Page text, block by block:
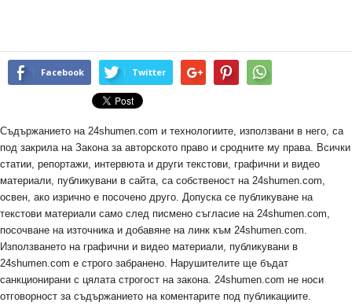
Facebook Twitter
Съдържанието на 24shumen.com и технологиите, използвани в него, са
под закрила на Закона за авторското право и сродните му права. Всички
статии, репортажи, интервюта и други текстови, графични и видео
материали, публикувани в сайта, са собственост на 24shumen.com,
освен, ако изрично е посочено друго. Допуска се публикуване на
текстови материали само след писмено съгласие на 24shumen.com,
посочване на източника и добавяне на линк към 24shumen.com.
Използването на графични и видео материали, публикувани в
24shumen.com е строго забранено. Нарушителите ще бъдат
санкционирани с цялата строгост на закона. 24shumen.com не носи
отговорност за съдържанието на коментарите под публикациите.